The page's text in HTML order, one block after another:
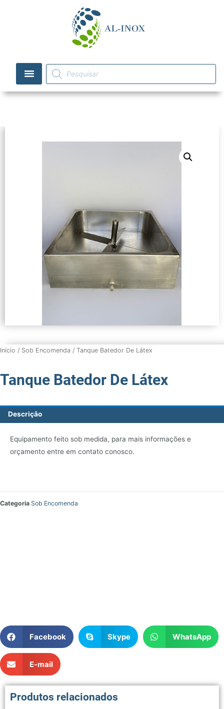
Início / Sob Encomenda / Tanque Batedor De Látex
Tanque Batedor De Látex
Descrição
Equipamento feito sob medida, para mais informações e
orçamento entre em contato conosco.
Categoria Sob Encomenda
Facebook Skype WhatsApp
E-mail
Produtos relacionados